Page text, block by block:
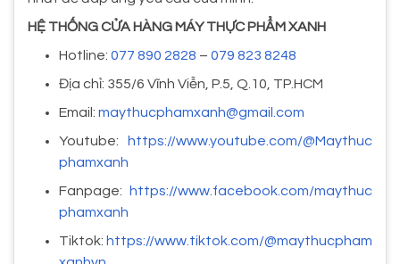
HỆ THỐNG CỬA HÀNG MÁY THỰC PHẨM XANH
Hotline: 077 890 2828 – 079 823 8248
Địa chỉ: 355/6 Vĩnh Viễn, P.5, Q.10, TP.HCM
Email: maythucphamxanh@gmail.com
Youtube:
https://www.youtube.com/@Maythuc
phamxanh
Fanpage:
https://www.facebook.com/maythuc
phamxanh
Tiktok: https://www.tiktok.com/@maythucpham